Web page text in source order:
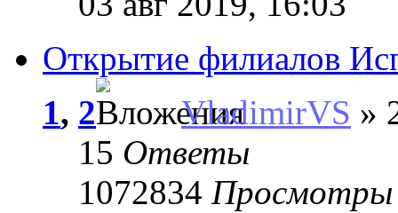
Открытие филиалов
1, 2 VladimirVS »
15 Ответы
1072834 Просмотры